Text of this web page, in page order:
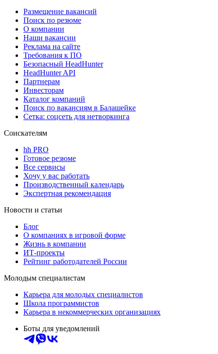
Размещение вакансий
Поиск по резюме
О компании
Наши вакансии
Реклама на сайте
Требования к ПО
Безопасный HeadHunter
HeadHunter API
Партнерам
Инвесторам
Каталог компаний
Поиск по вакансиям в Балашейке
Сетка: соцсеть для нетворкинга
Соискателям
hh PRO
Готовое резюме
Все сервисы
Хочу у вас работать
Производственный календарь
Экспертная рекомендация
Новости и статьи
Блог
О компаниях в игровой форме
Жизнь в компании
ИТ-проекты
Рейтинг работодателей России
Молодым специалистам
Карьера для молодых специалистов
Школа программистов
Карьера в некоммерческих организациях
Боты для уведомлений